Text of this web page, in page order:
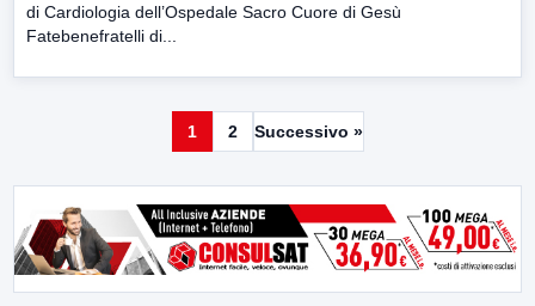
di Cardiologia dell’Ospedale Sacro Cuore di Gesù
Fatebenefratelli di...
1 2 Successivo »